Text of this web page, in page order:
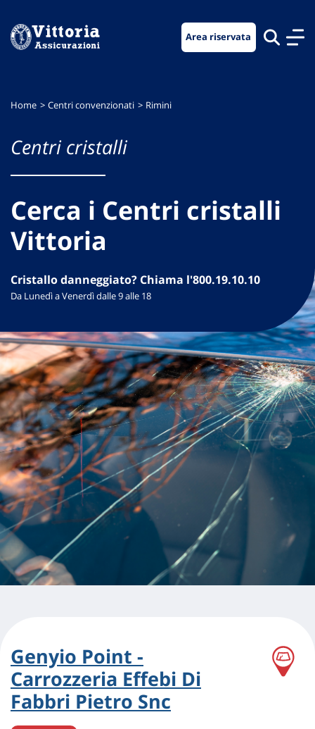
menu
contenuto
footer
Area riservata
Home Centri convenzionati Rimini
Centri cristalli
Cerca i Centri cristalli
Vittoria
Cristallo danneggiato? Chiama l'800.19.10.10
Da Lunedì a Venerdì dalle 9 alle 18
Genyio Point -
Carrozzeria Effebi Di
Fabbri Pietro Snc